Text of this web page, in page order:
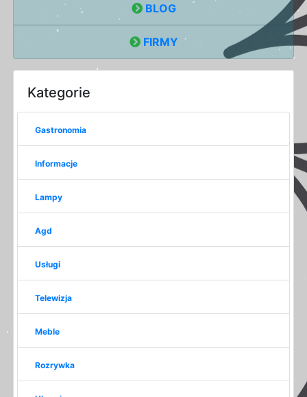
BLOG
FIRMY
Kategorie
Gastronomia
Informacje
Lampy
Agd
Usługi
Telewizja
Meble
Rozrywka